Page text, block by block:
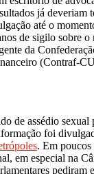
já deveriam
até o
de sigilo sobre
da
(Contraf-
de assédio sexual
foi
. Em
em especial na
pediram